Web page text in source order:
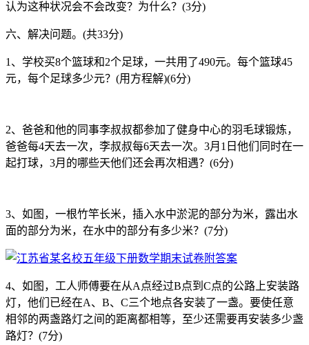
认为这种状况会不会改变？为什么？(3分)
六、解决问题。(共33分)
1、学校买8个篮球和2个足球，一共用了490元。每个篮球45
元，每个足球多少元？(用方程解)(6分)
2、爸爸和他的同事李叔叔都参加了健身中心的羽毛球锻炼，
爸爸每4天去一次，李叔叔每6天去一次。3月1日他们同时在一
起打球，3月的哪些天他们还会再次相遇？(6分)
3、如图，一根竹竿长米，插入水中淤泥的部分为米，露出水
面的部分为米，在水中的部分有多少米？(7分)
4、如图，工人师傅要在从A点经过B点到C点的公路上安装路
灯，他们已经在A、B、C三个地点各安装了一盏。要使任意
相邻的两盏路灯之间的距离都相等，至少还需要再安装多少盏
路灯？(7分)